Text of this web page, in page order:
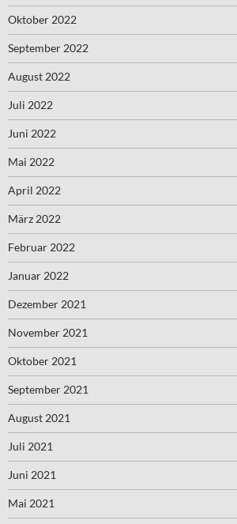
Oktober 2022
September 2022
August 2022
Juli 2022
Juni 2022
Mai 2022
April 2022
März 2022
Februar 2022
Januar 2022
Dezember 2021
November 2021
Oktober 2021
September 2021
August 2021
Juli 2021
Juni 2021
Mai 2021